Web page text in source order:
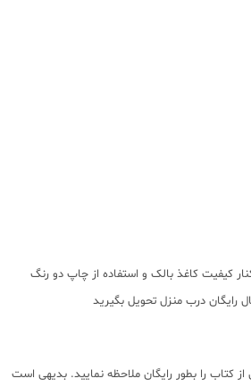
کیفیت کاغذ بالک و استفاده از چاپ دو رنگ
رایگان درب منزل تحویل بگیرید
کتاب را بطور رایگان ملاحظه نمایید. بدیهی است